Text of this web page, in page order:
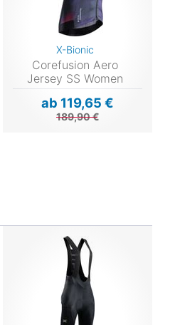
X-Bionic
Corefusion Aero
Jersey SS Women
ab 119,65 €
189,90 €